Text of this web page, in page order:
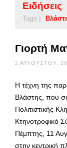
Ειδήσεις
Tags |
Γιορτή
2 ΑΥΓΟΎΣΤΟΥ,
Η τέχνη της
Βλάστης, που
Πολιτιστικής
Κτηνοτροφικό
Πέμπτης, 11
στην κεντρική